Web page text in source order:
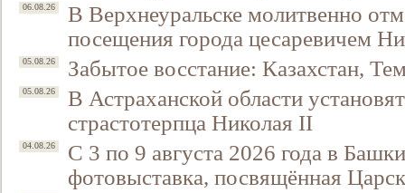
06.08.26
В Верхнеуральске молитвенно
посещения города цесаревичем
05.08.26 Забытое восстание: Казахстан,
05.08.26
В Астраханской области
страстотерпца Николая II
04.08.26
С 3 по 9 августа 2026 года в
фотовыставка, посвящённая